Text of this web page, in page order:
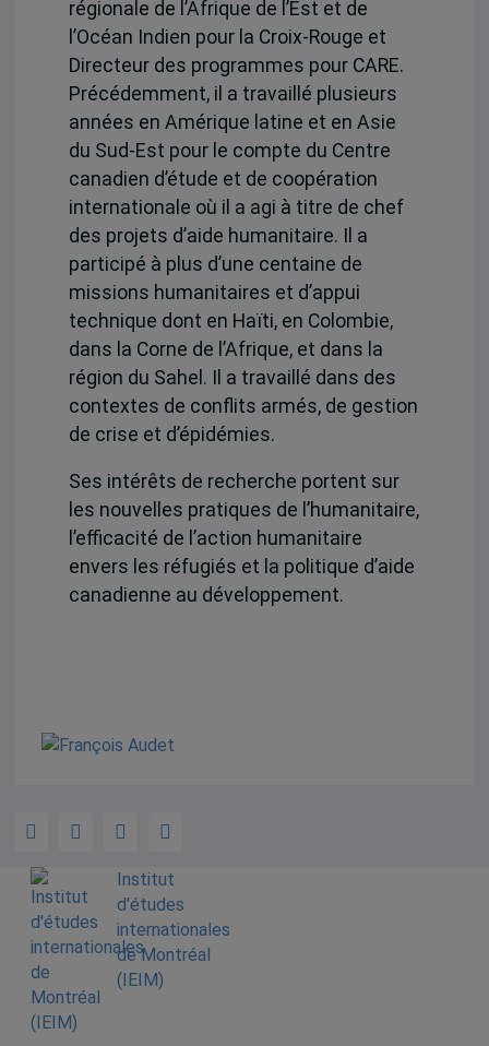
régionale de l’Afrique de l’Est et de
l’Océan Indien pour la Croix-Rouge et
Directeur des programmes pour CARE.
Précédemment, il a travaillé plusieurs
années en Amérique latine et en Asie
du Sud-Est pour le compte du Centre
canadien d’étude et de coopération
internationale où il a agi à titre de chef
des projets d’aide humanitaire. Il a
participé à plus d’une centaine de
missions humanitaires et d’appui
technique dont en Haïti, en Colombie,
dans la Corne de l’Afrique, et dans la
région du Sahel. Il a travaillé dans des
contextes de conflits armés, de gestion
de crise et d’épidémies.
Ses intérêts de recherche portent sur
les nouvelles pratiques de l’humanitaire,
l’efficacité de l’action humanitaire
envers les réfugiés et la politique d’aide
canadienne au développement.
Institut
d'études
internationales
de Montréal
(IEIM)